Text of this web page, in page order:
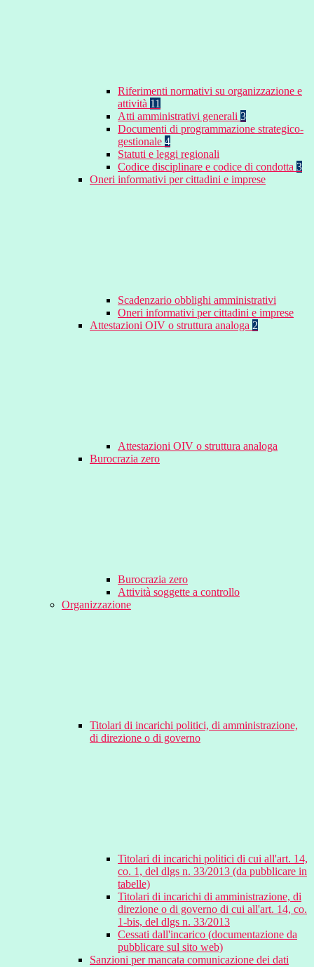
Riferimenti normativi su organizzazione e
attività 11
Atti amministrativi generali 3
Documenti di programmazione strategico-
gestionale 4
Statuti e leggi regionali
Codice disciplinare e codice di condotta 3
Oneri informativi per cittadini e imprese
Scadenzario obblighi amministrativi
Oneri informativi per cittadini e imprese
Attestazioni OIV o struttura analoga 2
Attestazioni OIV o struttura analoga
Burocrazia zero
Burocrazia zero
Attività soggette a controllo
Organizzazione
Titolari di incarichi politici, di amministrazione,
di direzione o di governo
Titolari di incarichi politici di cui all'art. 14,
co. 1, del dlgs n. 33/2013 (da pubblicare in
tabelle)
Titolari di incarichi di amministrazione, di
direzione o di governo di cui all'art. 14, co.
1-bis, del dlgs n. 33/2013
Cessati dall'incarico (documentazione da
pubblicare sul sito web)
Sanzioni per mancata comunicazione dei dati